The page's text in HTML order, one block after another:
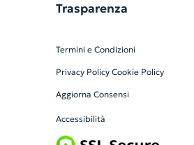
Trasparenza
Termini e Condizioni
Privacy Policy Cookie Policy
Aggiorna Consensi
Accessibilità